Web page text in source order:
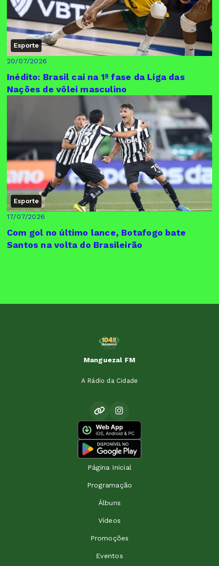
Esporte
20/07/2026
Inédito: Brasil cai na 1ª fase da Liga das
Nações de vôlei masculino
Esporte
17/07/2026
Com gol no último lance, Botafogo bate
Santos na volta do Brasileirão
Manguezal FM
A Rádio da Cidade
Página Inicial
Programação
Álbuns
Vídeos
Promoções
Eventos